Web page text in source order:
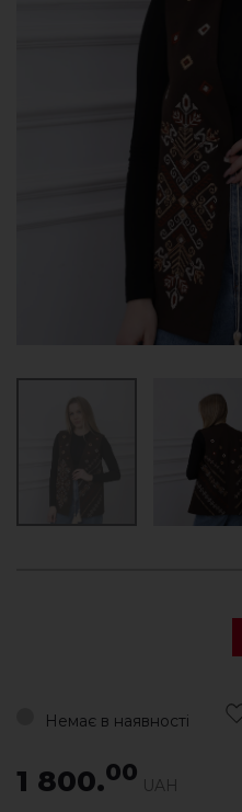
Немає в наявності
1 800.00 UAH